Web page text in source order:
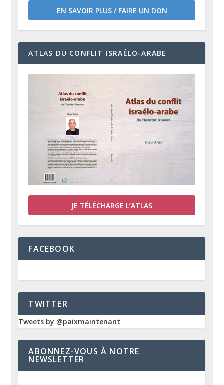
EN SAVOIR PLUS / FAIRE UN DON
ATLAS DU CONFLIT ISRAÉLO-ARABE
JE TÉLÉCHARGE L’ATLAS
FACEBOOK
TWITTER
Tweets by @paixmaintenant
ABONNEZ-VOUS À NOTRE
NEWSLETTER